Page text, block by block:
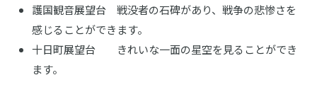
護国観音展望台 戦没者の石碑があり、戦争の悲惨さを
感じることができます。
十日町展望台 きれいな一面の星空を見ることができ
ます。